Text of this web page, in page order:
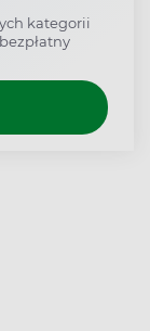
kategorii